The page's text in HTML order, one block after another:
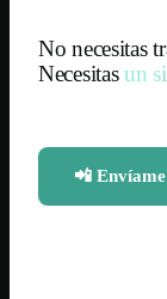
No necesitas
Necesitasun
📲